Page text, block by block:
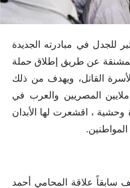
للجدل في مبادرته الجديدة
عن طريق إطلاق حملة
لأسرة القاتل، ويهدف من ذلك
المصريين والعرب في
، اقشعرت لها الأبدان
سابقاً علاقة المحامي أحمد